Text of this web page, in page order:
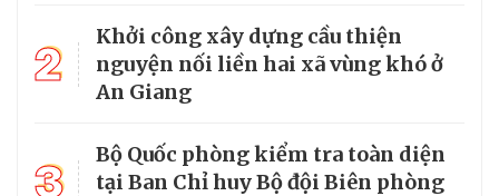
2
Khởi công xây dựng cầu thiện
nguyện nối liền hai xã vùng khó ở
An Giang
3
Bộ Quốc phòng kiểm tra toàn diện
tại Ban Chỉ huy Bộ đội Biên phòng